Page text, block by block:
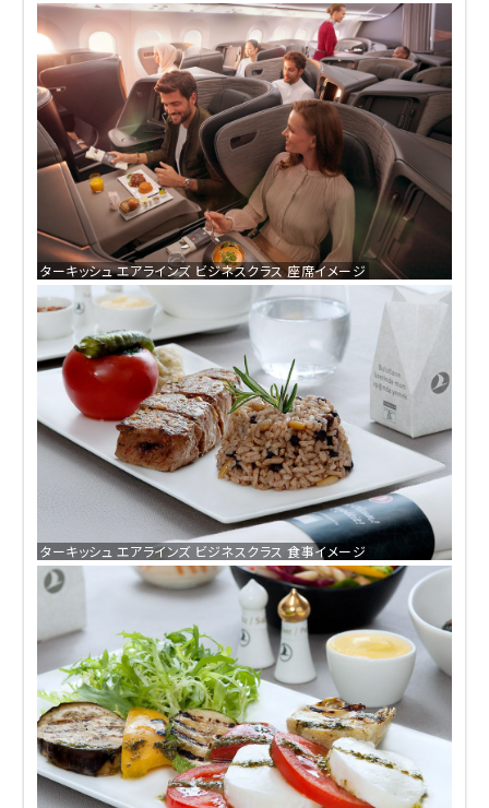
ターキッシュ エアラインズ ビジネスクラス 座席イメージ
ターキッシュ エアラインズ ビジネスクラス 食事イメージ